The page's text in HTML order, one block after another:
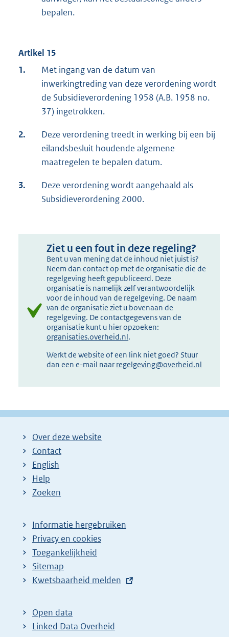
bepalen.
Artikel 15
1.
Met ingang van de datum van
inwerkingtreding van deze verordening wordt
de Subsidieverordening 1958 (A.B. 1958 no.
37) ingetrokken.
2.
Deze verordening treedt in werking bij een bij
eilandsbesluit houdende algemene
maatregelen te bepalen datum.
3.
Deze verordening wordt aangehaald als
Subsidieverordening 2000.
Ziet u een fout in deze regeling?
Bent u van mening dat de inhoud niet juist is?
Neem dan contact op met de organisatie die de
regelgeving heeft gepubliceerd. Deze
organisatie is namelijk zelf verantwoordelijk
voor de inhoud van de regelgeving. De naam
van de organisatie ziet u bovenaan de
regelgeving. De contactgegevens van de
organisatie kunt u hier opzoeken:
organisaties.overheid.nl.
Werkt de website of een link niet goed? Stuur
dan een e-mail naar regelgeving@overheid.nl
Over deze website
Contact
English
Help
Zoeken
Informatie hergebruiken
Privacy en cookies
Toegankelijkheid
Sitemap
E
t
e
Kwetsbaarheid melden
Open data
Linked Data Overheid